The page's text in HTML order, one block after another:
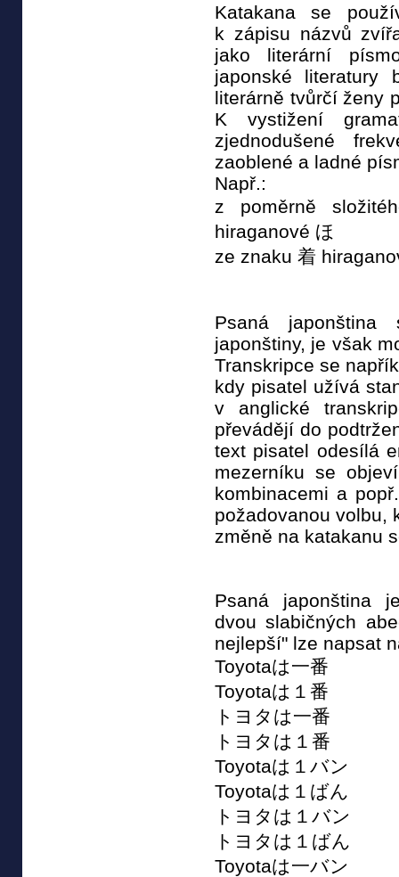
Katakana se
k zápisu názvů
jako literární
japonské literatury
literárně tvůrčí ženy
K vystižení
zjednodušené
zaoblené a ladné
Např.:
z poměrně
hiraganové ほ
ze znaku 着
Psaná
japonštiny, je však
Transkripce se
kdy pisatel užívá
v anglické
převádějí do
text pisatel odesílá
mezerníku se
kombinacemi a
požadovanou volbu,
změně na katakanu
Psaná japonština
dvou slabičných
nejlepší" lze napsat
Toyotaは一番
Toyotaは１番
トヨタは一番
トヨタは１番
Toyotaは１バン
Toyotaは１ばん
トヨタは１バン
トヨタは１ばん
Toyotaは一バン